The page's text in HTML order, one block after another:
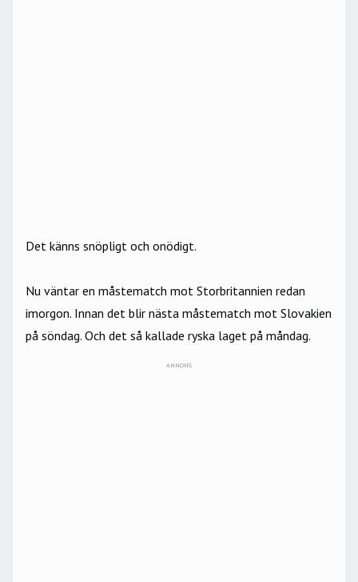
Det känns snöpligt och onödigt.
Nu väntar en måstematch mot Storbritannien redan
imorgon. Innan det blir nästa måstematch mot Slovakien
på söndag. Och det så kallade ryska laget på måndag.
ANNONS